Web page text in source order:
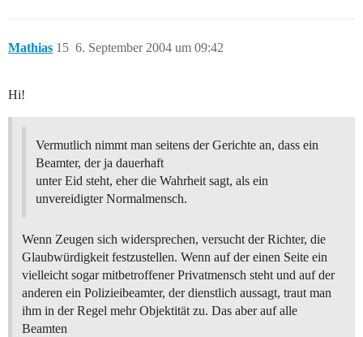
Mathias 6. September 2004 um 09:42
15
Hi!
Vermutlich nimmt man seitens der Gerichte an, dass ein
Beamter, der ja dauerhaft
unter Eid steht, eher die Wahrheit sagt, als ein
unvereidigter Normalmensch.
Wenn Zeugen sich widersprechen, versucht der Richter, die
Glaubwürdigkeit festzustellen. Wenn auf der einen Seite ein
vielleicht sogar mitbetroffener Privatmensch steht und auf der
anderen ein Polizieibeamter, der dienstlich aussagt, traut man
ihm in der Regel mehr Objektität zu. Das aber auf alle
Beamten